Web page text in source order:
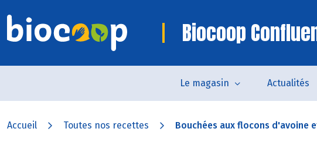
Biocoop
Le magasin Actualités
Accueil Toutes nos recettes Bouchées aux flocons d'avoine